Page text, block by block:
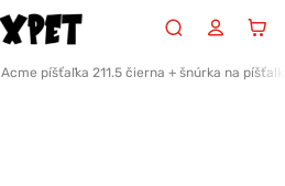
Acme píšťaľka 211.5 čierna + šnúrka na